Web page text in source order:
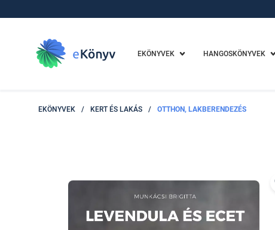
EKÖNYVEK HANGOSKÖNYVEK
EKÖNYVEK / KERT ÉS LAKÁS / OTTHON, LAKBERENDEZÉS